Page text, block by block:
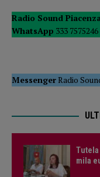
Radio Sound
WhatsApp 333 7575246
MessengerRadio
mila